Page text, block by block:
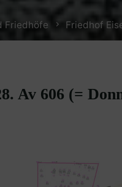
Friedhöfe Friedhof
Av 606 (=